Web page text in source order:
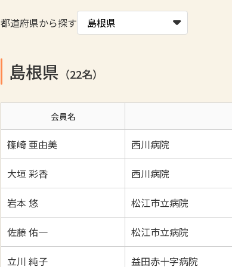
都道府県から探す
島根県 （22名）
会員名
篠崎 亜由美 西川病院
大垣 彩香 西川病院
岩本 悠 松江市立病院
佐藤 佑一 松江市立病院
立川 純子 益田赤十字病院